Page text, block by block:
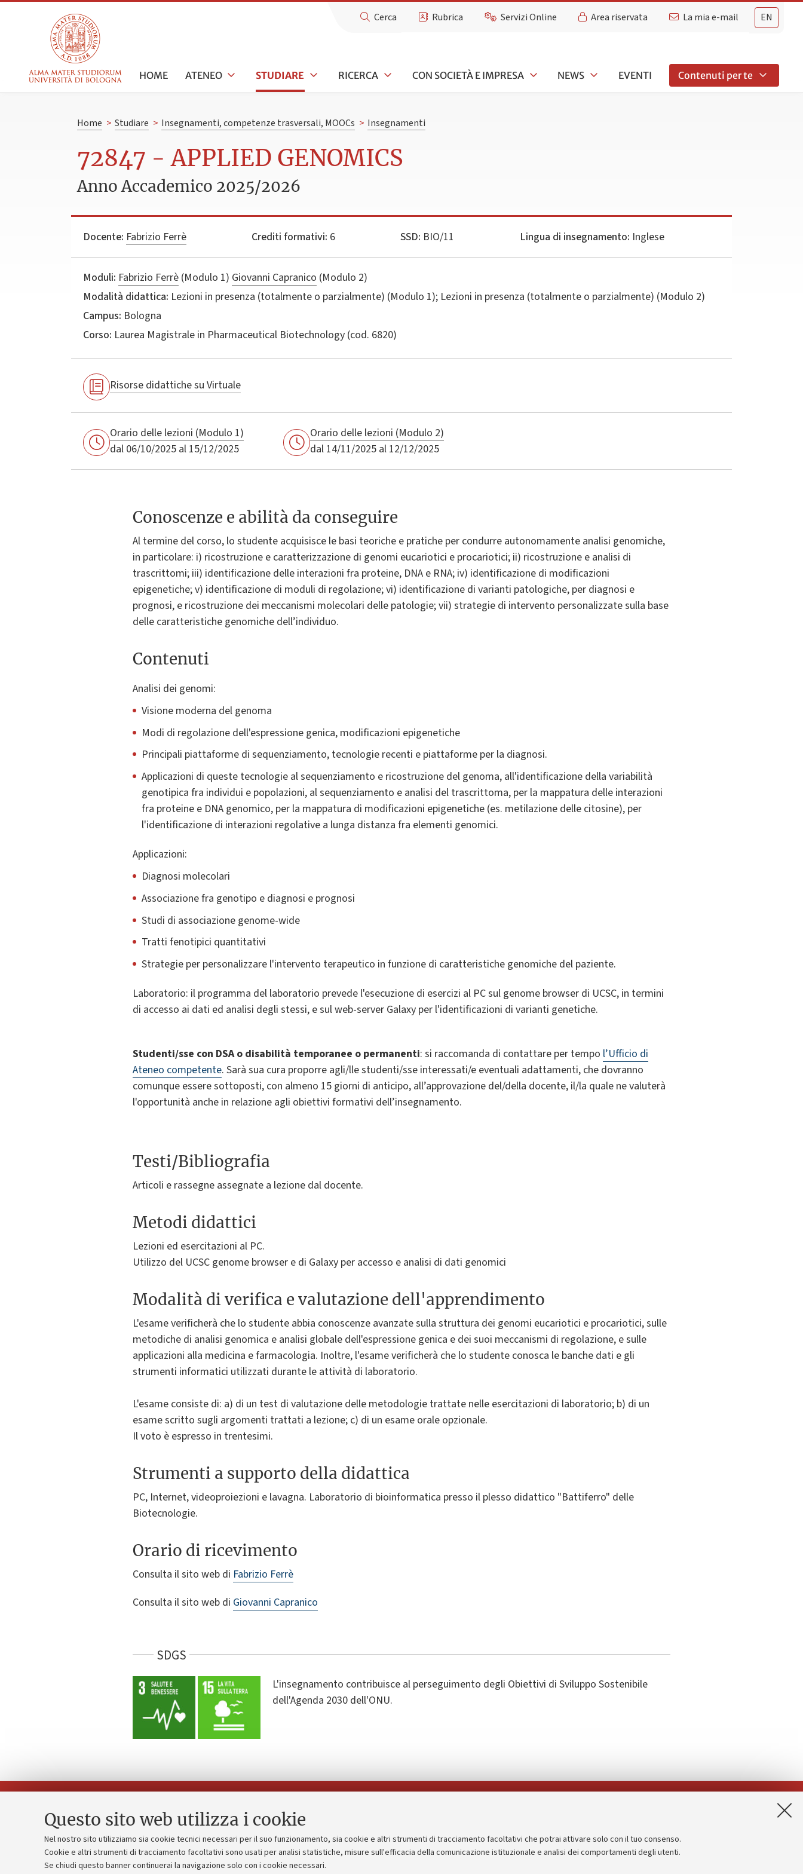
Questo sito web utilizza i cookie
Nel nostro sito utilizziamo sia cookie tecnici necessari per il suo funzionamento, sia cookie e altri strumenti di tracciamento facoltativi che potrai attivare solo con il tuo consenso.
Cookie e altri strumenti di tracciamento facoltativi sono usati per analisi statistiche, misure sull'efficacia della comunicazione istituzionale e analisi dei comportamenti degli utenti.
Se chiudi questo banner continuerai la navigazione solo con i cookie necessari.
EN
Cerca Rubrica Servizi Online Area riservata La mia e-mail
HOME ATENEO STUDIARE RICERCA CON SOCIETÀ E IMPRESA NEWS EVENTI Contenuti per te
Home > Studiare > Insegnamenti, competenze trasversali, MOOCs > Insegnamenti
72847 - APPLIED GENOMICS
Anno Accademico 2025/2026
Docente: Fabrizio Ferrè Crediti formativi: 6 SSD: BIO/11 Lingua di insegnamento: Inglese
Moduli: Fabrizio Ferrè (Modulo 1) Giovanni Capranico (Modulo 2)
Modalità didattica: Lezioni in presenza (totalmente o parzialmente) (Modulo 1); Lezioni in presenza (totalmente o parzialmente) (Modulo 2)
Campus: Bologna
Corso: Laurea Magistrale in Pharmaceutical Biotechnology (cod. 6820)
Risorse didattiche su Virtuale
Orario delle lezioni (Modulo 1)
dal 06/10/2025 al 15/12/2025
Orario delle lezioni (Modulo 2)
dal 14/11/2025 al 12/12/2025
Conoscenze e abilità da conseguire
Al termine del corso, lo studente acquisisce le basi teoriche e pratiche per condurre autonomamente analisi genomiche,
in particolare: i) ricostruzione e caratterizzazione di genomi eucariotici e procariotici; ii) ricostruzione e analisi di
trascrittomi; iii) identificazione delle interazioni fra proteine, DNA e RNA; iv) identificazione di modificazioni
epigenetiche; v) identificazione di moduli di regolazione; vi) identificazione di varianti patologiche, per diagnosi e
prognosi, e ricostruzione dei meccanismi molecolari delle patologie; vii) strategie di intervento personalizzate sulla base
delle caratteristiche genomiche dell’individuo.
Contenuti
Analisi dei genomi:
Visione moderna del genoma
Modi di regolazione dell'espressione genica, modificazioni epigenetiche
Principali piattaforme di sequenziamento, tecnologie recenti e piattaforme per la diagnosi.
Applicazioni di queste tecnologie al sequenziamento e ricostruzione del genoma, all'identificazione della variabilità
genotipica fra individui e popolazioni, al sequenziamento e analisi del trascrittoma, per la mappatura delle interazioni
fra proteine e DNA genomico, per la mappatura di modificazioni epigenetiche (es. metilazione delle citosine), per
l'identificazione di interazioni regolative a lunga distanza fra elementi genomici.
Applicazioni:
Diagnosi molecolari
Associazione fra genotipo e diagnosi e prognosi
Studi di associazione genome-wide
Tratti fenotipici quantitativi
Strategie per personalizzare l'intervento terapeutico in funzione di caratteristiche genomiche del paziente.
Laboratorio: il programma del laboratorio prevede l'esecuzione di esercizi al PC sul genome browser di UCSC, in termini
di accesso ai dati ed analisi degli stessi, e sul web-server Galaxy per l'identificazioni di varianti genetiche.
Studenti/sse con DSA o disabilità temporanee o permanenti: si raccomanda di contattare per tempo l’Ufficio di
Ateneo competente. Sarà sua cura proporre agli/lle studenti/sse interessati/e eventuali adattamenti, che dovranno
comunque essere sottoposti, con almeno 15 giorni di anticipo, all’approvazione del/della docente, il/la quale ne valuterà
l'opportunità anche in relazione agli obiettivi formativi dell’insegnamento.
Testi/Bibliografia
Articoli e rassegne assegnate a lezione dal docente.
Metodi didattici
Lezioni ed esercitazioni al PC.
Utilizzo del UCSC genome browser e di Galaxy per accesso e analisi di dati genomici
Modalità di verifica e valutazione dell'apprendimento
L'esame verificherà che lo studente abbia conoscenze avanzate sulla struttura dei genomi eucariotici e procariotici, sulle
metodiche di analisi genomica e analisi globale dell'espressione genica e dei suoi meccanismi di regolazione, e sulle
applicazioni alla medicina e farmacologia. Inoltre, l'esame verificherà che lo studente conosca le banche dati e gli
strumenti informatici utilizzati durante le attività di laboratorio.
L'esame consiste di: a) di un test di valutazione delle metodologie trattate nelle esercitazioni di laboratorio; b) di un
esame scritto sugli argomenti trattati a lezione; c) di un esame orale opzionale.
Il voto è espresso in trentesimi.
Strumenti a supporto della didattica
PC, Internet, videoproiezioni e lavagna. Laboratorio di bioinformatica presso il plesso didattico "Battiferro" delle
Biotecnologie.
Orario di ricevimento
Consulta il sito web di Fabrizio Ferrè
Consulta il sito web di Giovanni Capranico
SDGS
L'insegnamento contribuisce al perseguimento degli Obiettivi di Sviluppo Sostenibile
dell'Agenda 2030 dell'ONU.
Contatti e PEC
Piano strategico
Bilanci
Bandi, gare e concorsi
Informazioni sul sito e accessibilità